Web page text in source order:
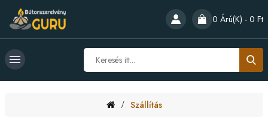
0 Árú(k) - 0 Ft
Szállítás